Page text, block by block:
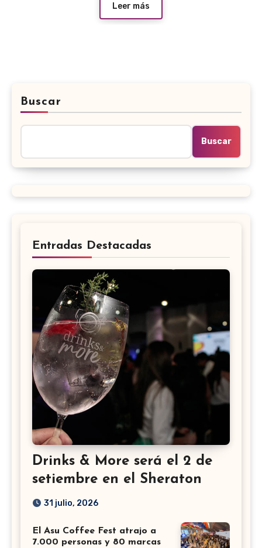
Leer más
Buscar
Buscar
Entradas Destacadas
Drinks & More será el 2 de
setiembre en el Sheraton
31 julio, 2026
El Asu Coffee Fest atrajo a
7.000 personas y 80 marcas